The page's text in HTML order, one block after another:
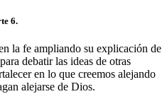
6.
la fe ampliando su explicación de
debatir las ideas de otras
en lo que creemos alejando
alejarse de Dios.